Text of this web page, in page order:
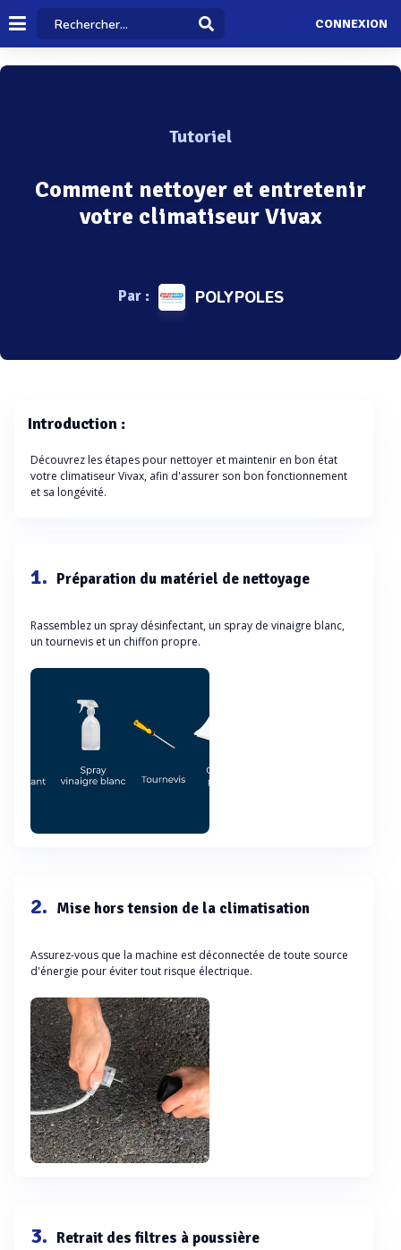
CONNEXION
Tutoriel
Comment nettoyer et entretenir
votre climatiseur Vivax
Par : POLYPOLES
Introduction :
Découvrez les étapes pour nettoyer et maintenir en bon état
votre climatiseur Vivax, afin d'assurer son bon fonctionnement
et sa longévité.
1. Préparation du matériel de nettoyage
Rassemblez un spray désinfectant, un spray de vinaigre blanc,
un tournevis et un chiffon propre.
2. Mise hors tension de la climatisation
Assurez-vous que la machine est déconnectée de toute source
d'énergie pour éviter tout risque électrique.
3. Retrait des filtres à poussière